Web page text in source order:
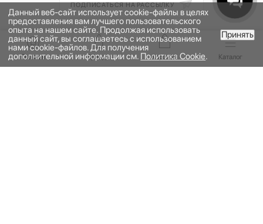
В КОРЗИНУ
ПОДПИСАТЬСЯ НА РАССЫЛКУ
ПОЛИТИКА КОНФИДЕНЦИАЛЬНОСТИ
ПУБЛИЧНАЯ ОФЕРТА
ПРОГРАММА ЛОЯЛЬНОСТИ
Данный веб-сайт использует cookie-файлы в целях
предоставления вам лучшего пользовательского
опыта на нашем сайте. Продолжая использовать
данный сайт, вы соглашаетесь с использованием
нами cookie-файлов. Для получения
дополнительной информации см. Политика Cookie.
Принять
Главная Бренды Корзина Каталог